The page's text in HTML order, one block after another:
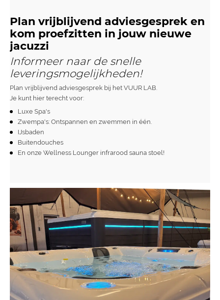
Plan vrijblijvend adviesgesprek en
kom proefzitten in jouw nieuwe
jacuzzi
Informeer naar de snelle
leveringsmogelijkheden!
Plan vrijblijvend adviesgesprek bij het VUUR LAB.
Je kunt hier terecht voor:
Luxe Spa's
Zwempa's: Ontspannen en zwemmen in één.
IJsbaden
Buitendouches
En onze Wellness Lounger infrarood sauna stoel!